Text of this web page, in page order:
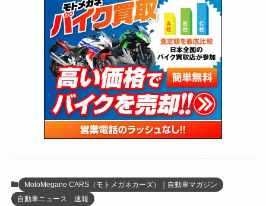
(34)
(5)
(12)
(65)
(109)
(25)
(24)
(47)
(15)
(5)
(62)
(4)
(6)
(17)
(5)
(131)
(38)
(131)
(167)
(85)
(21)
(61)
(171)
(98)
(13)
(60)
(274)
(171)
(38)
(47)
(59)
(141)
(255)
(204)
(23)
(33)
(34)
(35)
(41)
(415)
(16)
(170)
(27)
(147)
(13)
(19)
(12)
(16)
MotoMegane CARS（モトメガネカーズ）｜自動車マガジン
自動車ニュース 速報